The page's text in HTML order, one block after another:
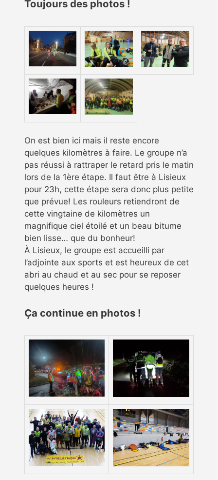
Toujours des photos !
On est bien ici mais il reste encore
quelques kilomètres à faire. Le groupe n’a
pas réussi à rattraper le retard pris le matin
lors de la 1ère étape. Il faut être à Lisieux
pour 23h, cette étape sera donc plus petite
que prévue! Les rouleurs retiendront de
cette vingtaine de kilomètres un
magnifique ciel étoilé et un beau bitume
bien lisse… que du bonheur!
À Lisieux, le groupe est accueilli par
l’adjointe aux sports et est heureux de cet
abri au chaud et au sec pour se reposer
quelques heures !
Ça continue en photos !